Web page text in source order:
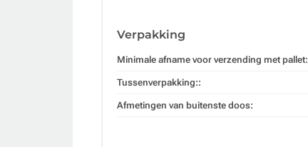
Verpakking
Minimale afname voor verzending met pallet:
Tussenverpakking::
Afmetingen van buitenste doos: